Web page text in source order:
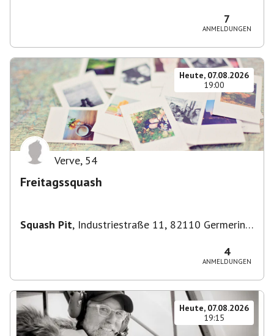
7
ANMELDUNGEN
Heute, 07.08.2026
19:00
Verve, 54
Freitagssquash
Squash Pit, Industriestraße 11, 82110 Germering,
4
ANMELDUNGEN
Heute, 07.08.2026
19:15